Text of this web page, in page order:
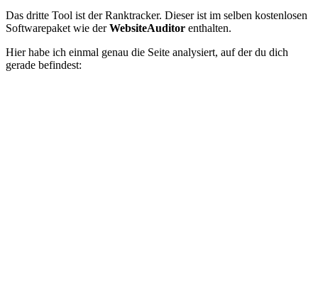
Das dritte Tool ist der Ranktracker. Dieser ist im selben kostenlosen
Softwarepaket wie derWebsiteAuditor enthalten.
Hier habe ich einmal genau die Seite analysiert, auf der du dich
gerade befindest: